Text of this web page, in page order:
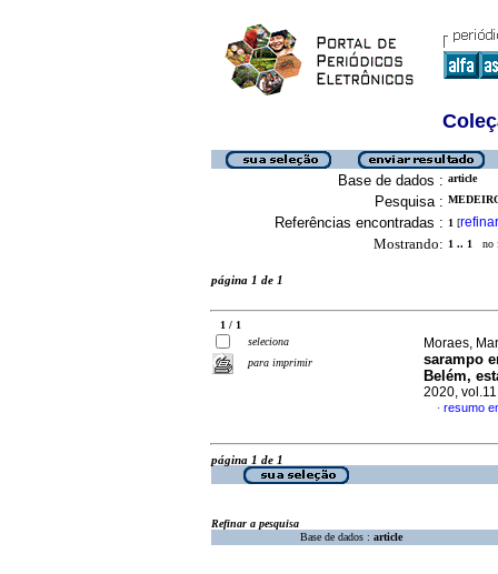
Base de dados : article
Pesquisa :
Referências encontradas : 1 [refinar
Mostrando: 1 .. 1 no
página 1 de 1
1 / 1
seleciona
para imprimir
Moraes,
sarampo
Belém,
2020,
· resumo
página 1 de 1
Refinar a pesquisa
Base de dados : article